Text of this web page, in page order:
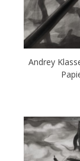
Andrey